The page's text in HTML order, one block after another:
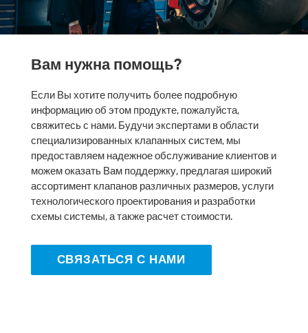
Вам нужна помощь?
Если Вы хотите получить более подробную
информацию об этом продукте, пожалуйста,
свяжитесь с нами. Будучи экспертами в области
специализированных клапанных систем, мы
предоставляем надежное обслуживание клиентов и
можем оказать Вам поддержку, предлагая широкий
ассортимент клапанов различных размеров, услуги
технологического проектирования и разработки
схемы системы, а также расчет стоимости.
СВЯЗАТЬСЯ С НАМИ